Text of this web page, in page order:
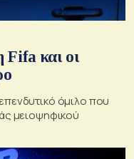
και οι
όμιλο που
μειοψηφικού